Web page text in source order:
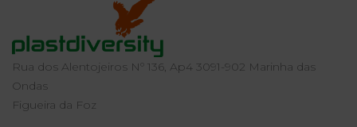
Rua dos Alentojeiros Nº 136, Ap4 3091-902 Marinha das
Ondas
Figueira da Foz